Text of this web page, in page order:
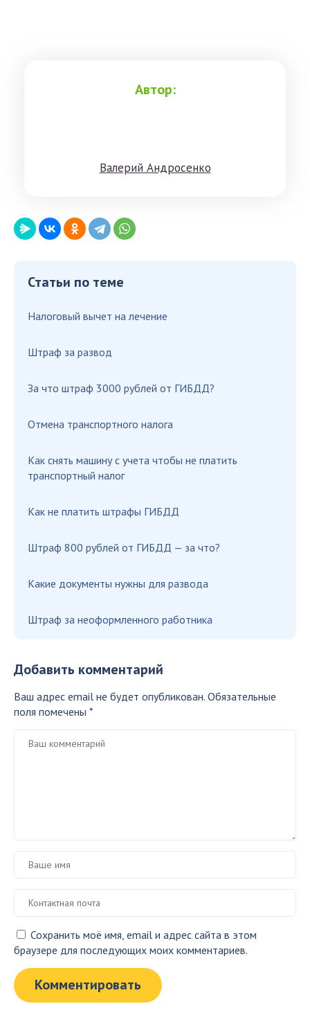
Автор:
Вaлeрий Aндрoсенко
Статьи по теме
Налоговый вычет на лечение
Штраф за развод
За что штраф 3000 рублей от ГИБДД?
Отмена транспортного налога
Как снять машину с учета чтобы не платить
транспортный налог
Как не платить штрафы ГИБДД
Штраф 800 рублей от ГИБДД — за что?
Какие документы нужны для развода
Штраф за неоформленного работника
Добавить комментарий
Ваш адрес email не будет опубликован. Обязательные
поля помечены *
Сохранить моё имя, email и адрес сайта в этом
браузере для последующих моих комментариев.